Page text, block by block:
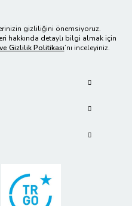
gizliliğini önemsiyoruz.
hakkında detaylı bilgi almak için
Gizlilik Politikası’nı inceleyiniz.